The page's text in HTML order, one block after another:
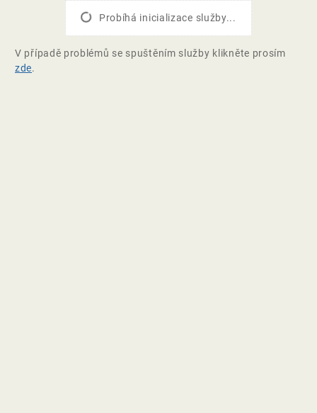
Probíhá inicializace služby...
V případě problémů se spuštěním služby klikněte prosím
zde.